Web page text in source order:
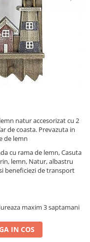
natur accesorizat cu 2
de coasta. Prevazuta in
de lemn
cu rama de lemn, Casuta
lemn, Natur, albastru
beneficiezi de transport
maxim 3 saptamani
IN COS